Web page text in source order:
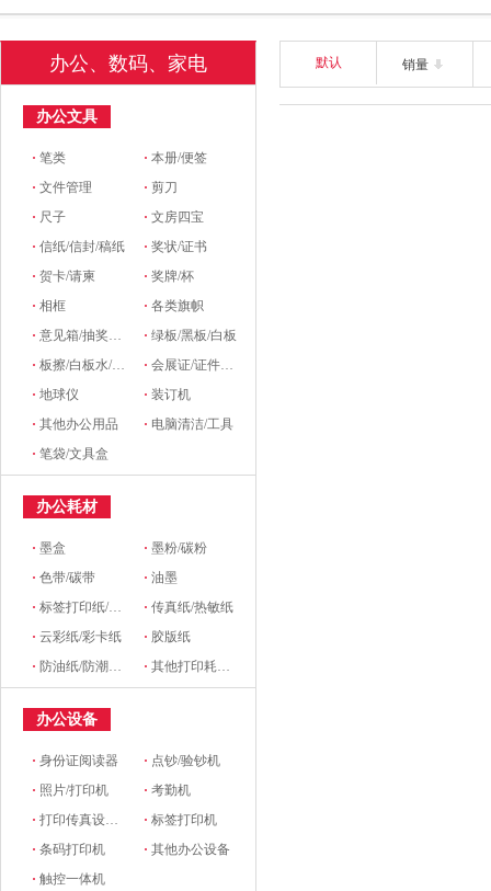
办公、数码、家电
办公文具
·笔类 ·本册/便签
·文件管理 ·剪刀
· 尺子 ·文房四宝
·信纸/信封/稿纸 ·奖状/证书
·贺卡/请柬 ·奖牌/杯
·相框 ·各类旗帜
·意见箱/抽奖箱/信件箱 ·绿板/黑板/白板
·板擦/白板水/磁粒/磁吸 ·会展证/证件卡/卡套挂绳/席位牌
·地球仪 ·装订机
·其他办公用品 · 电脑清洁/工具
·笔袋/文具盒
办公耗材
·墨盒 ·墨粉/碳粉
·色带/碳带 ·油墨
·标签打印纸/条码纸/收银纸 ·传真纸/热敏纸
·云彩纸/彩卡纸 · 胶版纸
· 防油纸/防潮纸/淋膜纸/硅油纸 ·其他打印耗材及附件
办公设备
·身份证阅读器 · 点钞/验钞机
· 照片/打印机 ·考勤机
·打印传真设备配件 ·标签打印机
·条码打印机 ·其他办公设备
·触控一体机
默认 销量